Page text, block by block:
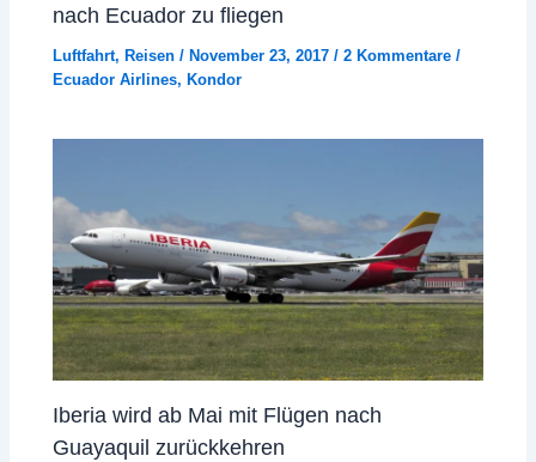
nach Ecuador zu fliegen
Luftfahrt, Reisen / November 23, 2017/2 Kommentare /
Ecuador Airlines, Kondor
Iberia wird ab Mai mit Flügen nach
Guayaquil zurückkehren